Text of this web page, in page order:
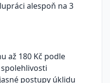
alespoň na 3
až 180 Kč podle
postupy úklidu